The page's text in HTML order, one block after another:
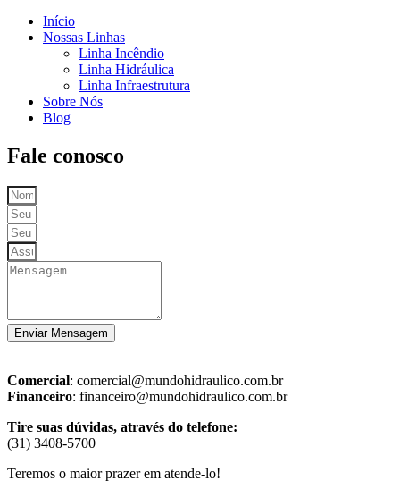
Início
Nossas Linhas
Linha Incêndio
Linha Hidráulica
Linha Infraestrutura
Sobre Nós
Blog
Fale conosco
Enviar Mensagem
Comercial: comercial@mundohidraulico.com.br
Financeiro: financeiro@mundohidraulico.com.br
Tire suas dúvidas, através do telefone:
(31) 3408-5700
Teremos o maior prazer em atende-lo!